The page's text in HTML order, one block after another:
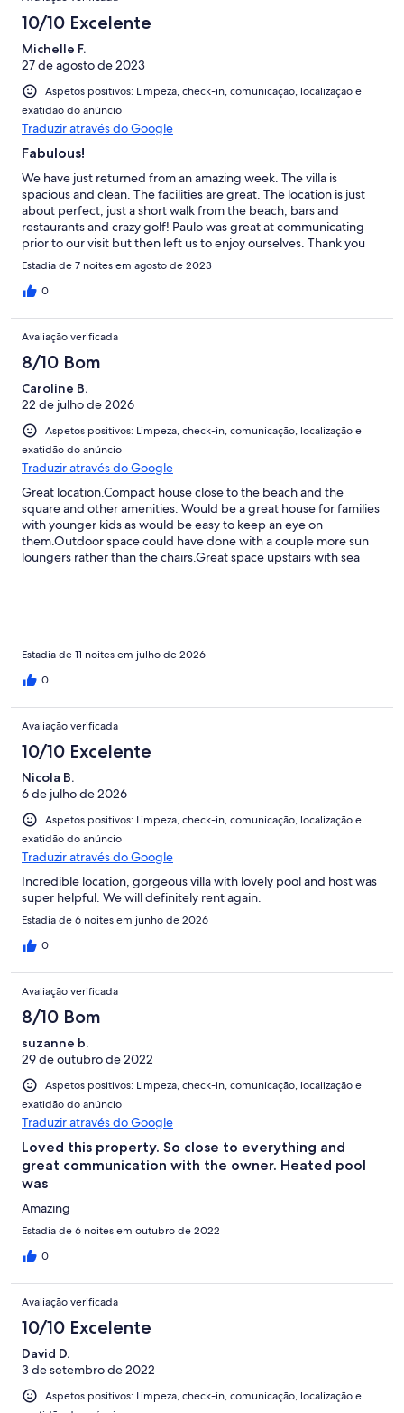
10/10 Excelente
Michelle F.
27 de agosto de 2023
Aspetos positivos: Limpeza, check-in, comunicação, localização e
exatidão do anúncio
Traduzir através do Google
Fabulous!
We have just returned from an amazing week. The villa is
spacious and clean. The facilities are great. The location is just
about perfect, just a short walk from the beach, bars and
restaurants and crazy golf! Paulo was great at communicating
prior to our visit but then left us to enjoy ourselves. Thank you
also to the ladies who popped in to change our towels etc… we
all thoroughly enjoyed our time 😊
Estadia de 7 noites em agosto de 2023
0
Avaliação verificada
8/10 Bom
Caroline B.
22 de julho de 2026
Aspetos positivos: Limpeza, check-in, comunicação, localização e
exatidão do anúncio
Traduzir através do Google
Great location.Compact house close to the beach and the
square and other amenities. Would be a great house for families
with younger kids as would be easy to keep an eye on
them.Outdoor space could have done with a couple more sun
loungers rather than the chairs.Great space upstairs with sea
and also made contact at checkout we would recommend this
villa to anyone who wants a relaxing villa holiday.
Estadia de 11 noites em julho de 2026
0
Avaliação verificada
10/10 Excelente
Nicola B.
6 de julho de 2026
Aspetos positivos: Limpeza, check-in, comunicação, localização e
exatidão do anúncio
Traduzir através do Google
Incredible location, gorgeous villa with lovely pool and host was
super helpful. We will definitely rent again.
Estadia de 6 noites em junho de 2026
0
Avaliação verificada
8/10 Bom
suzanne b.
29 de outubro de 2022
Aspetos positivos: Limpeza, check-in, comunicação, localização e
exatidão do anúncio
Traduzir através do Google
Loved this property. So close to everything and
great communication with the owner. Heated pool
was
Amazing
Estadia de 6 noites em outubro de 2022
0
Avaliação verificada
10/10 Excelente
David D.
3 de setembro de 2022
Aspetos positivos: Limpeza, check-in, comunicação, localização e